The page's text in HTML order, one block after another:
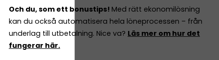
Och du, som ett bonustips! Med rätt ekonomilösning
kan du också automatisera hela löneprocessen – från
underlag till utbetalning. Nice va? Läs mer om hur det
fungerar här.